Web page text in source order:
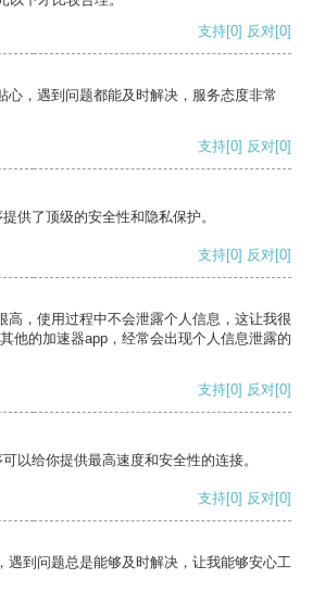
支持[0] 反对[0]
心，遇到问题都能及时解决，服务态度非常
支持[0] 反对[0]
供了顶级的安全性和隐私保护。
支持[0] 反对[0]
高，使用过程中不会泄露个人信息，这让我很
他的加速器app，经常会出现个人信息泄露的
支持[0] 反对[0]
以给你提供最高速度和安全性的连接。
支持[0] 反对[0]
遇到问题总是能够及时解决，让我能够安心工